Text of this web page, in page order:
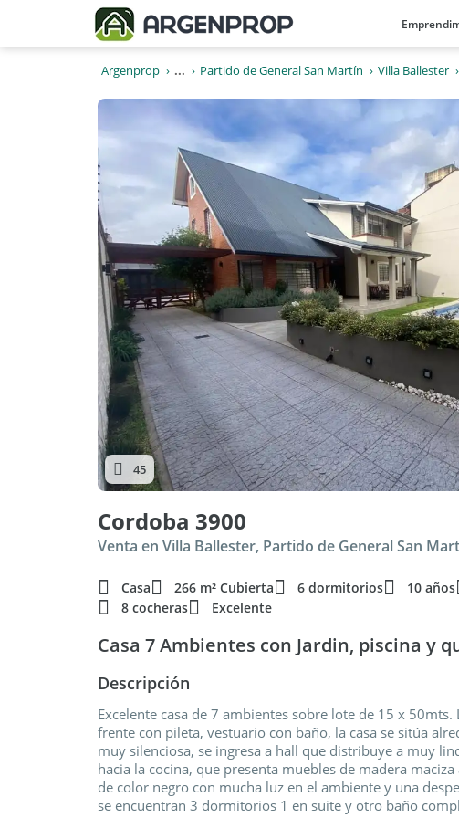
Argenprop ... Partido de General San Martín Villa Ballester
45
Cordoba 3900
Venta en Villa Ballester, Partido de General San
Casa 266 m² Cubierta 6 dormitorios 10 años
8 cocheras
Excelente
Casa 7 Ambientes con Jardin, piscina y
Descripción
Excelente casa de 7 ambientes sobre lote de 15 x
frente con pileta, vestuario con baño, la casa se sitúa
muy silenciosa, se ingresa a hall que distribuye a muy
hacia la cocina, que presenta muebles de madera
de color negro con mucha luz en el ambiente y una
se encuentran 3 dormitorios 1 en suite y otro baño